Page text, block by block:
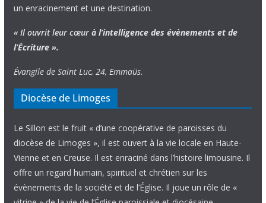
un enracinement et une destination.
« Il ouvrit leur cœur à l’intelligence des évènements et de
l’Écriture ».
Évangile de Saint Luc, 24, Emmaüs.
Diocèse de Limoges
Le Sillon est le fruit « d’une coopérative de paroisses du
diocèse de Limoges », il est ouvert à la vie locale en Haute-
Vienne et en Creuse. Il est enraciné dans l’histoire limousine. Il
offre un regard humain, spirituel et chrétien sur les
évènements de la société et de l’Église. Il joue un rôle de «